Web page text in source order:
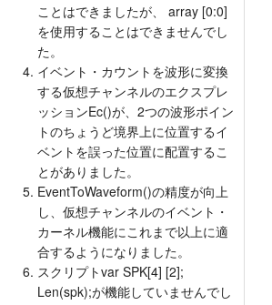
ことはできましたが、 array [0:0]
を使用することはできませんでし
た。
イベント・カウントを波形に変換
する仮想チャンネルのエクスプレ
ッションEc()が、2つの波形ポイン
トのちょうど境界上に位置するイ
ベントを誤った位置に配置するこ
とがありました。
EventToWaveform()の精度が向上
し、仮想チャンネルのイベント・
カーネル機能にこれまで以上に適
合するようになりました。
スクリプトvar SPK[4] [2];
Len(spk);が機能していませんでし